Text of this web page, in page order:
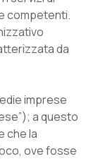
competenti.
da
imprese
a questo
che la
ove fosse